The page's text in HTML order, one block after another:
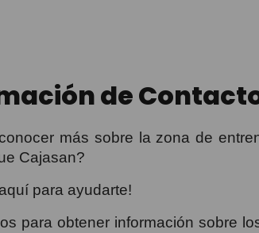
de
más sobre la zona de
Cajasan?
para ayudarte!
para obtener información sobre